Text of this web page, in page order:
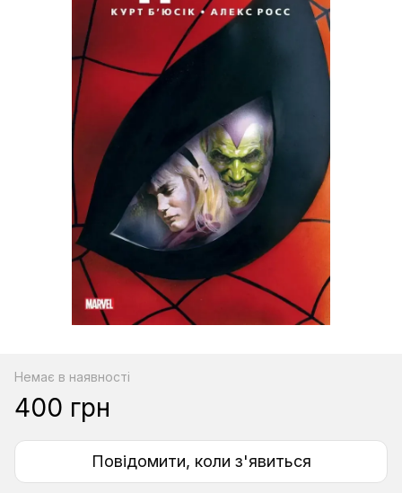
Немає в наявності
400 грн
Повідомити, коли з'явиться